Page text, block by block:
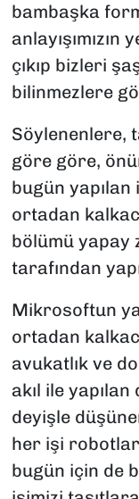
bambaşka
çıkıp bizleri
bilinmezlere
Söylenenlere,
göre göre,
bugün yapılan
ortadan
bölümü yapay
tarafından
Mikrosoftun
ortadan
avukatlık ve
akıl ile
deyişle
her işi
bugün için de
YAŞAM
YEREL